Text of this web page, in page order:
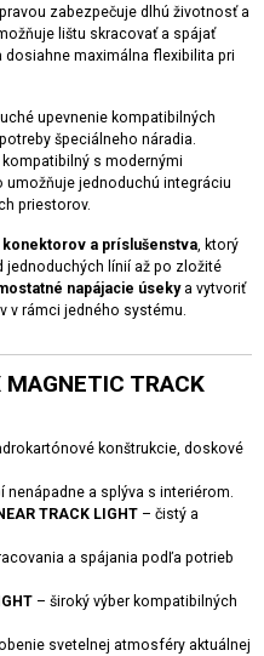
zabezpečuje dlhú životnosť a
lištu skracovať a spájať
maximálna flexibilita pri
upevnenie kompatibilných
špeciálneho náradia.
s modernými
jednoduchú integráciu
priestorov.
a príslušenstva , ktorý
jednoduchých línií až po zložité
napájacie úsekya vytvoriť
v rámci jedného systému.
TRACK
konštrukcie, doskové
nenápadne a splýva s interiérom.
TRACK LIGHT – čistý a
a spájania podľa potrieb
– široký výber kompatibilných
svetelnej atmosféry aktuálnej